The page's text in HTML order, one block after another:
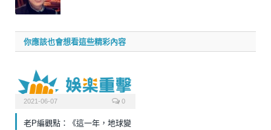
你應該也會想看這些精彩內容
2021-06-07 0
老P編觀點：《這一年，地球變